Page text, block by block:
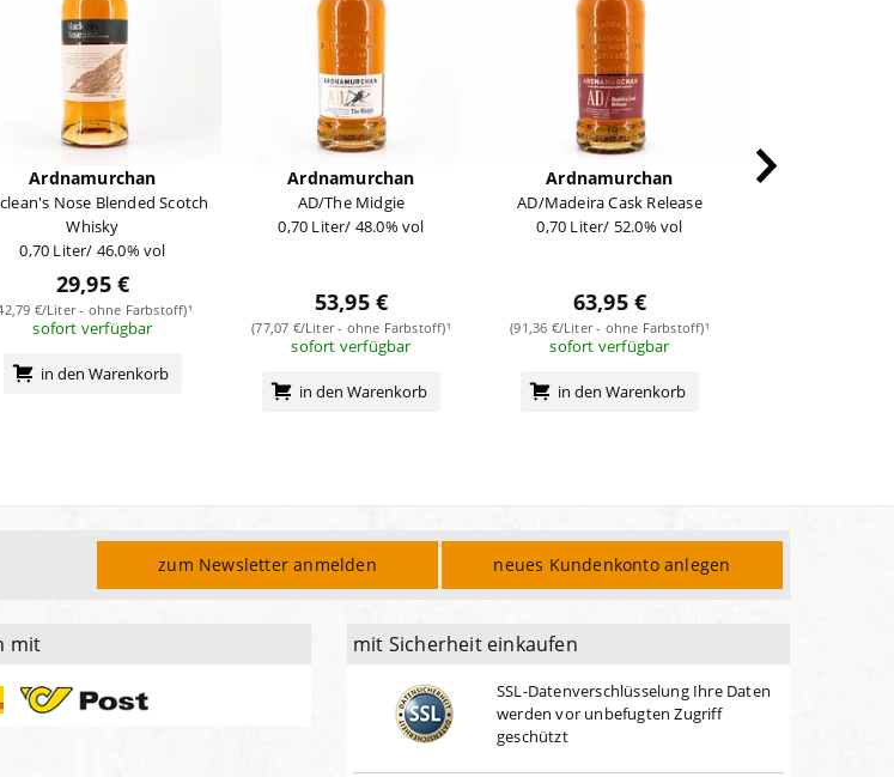
Ardnamurchan
Nose Blended Scotch
Whisky
0,70 Liter/ 46.0% vol
29,95 €
€/Liter - ohne Farbstoff)¹
sofort verfügbar
in den Warenkorb
Ardnamurchan
AD/The Midgie
0,70 Liter/ 48.0% vol
53,95 €
(77,07 €/Liter - ohne Farbstoff)¹
sofort verfügbar
in den Warenkorb
Ardnamurchan
AD/Madeira Cask Release
0,70 Liter/ 52.0% vol
63,95 €
(91,36 €/Liter - ohne Farbstoff)¹
sofort verfügbar
in den Warenkorb
zum Newsletter anmelden neues Kundenkonto anlegen
mit mit Sicherheit einkaufen
SSL-Datenverschlüsselung Ihre Daten
werden vor unbefugten Zugriff
geschützt